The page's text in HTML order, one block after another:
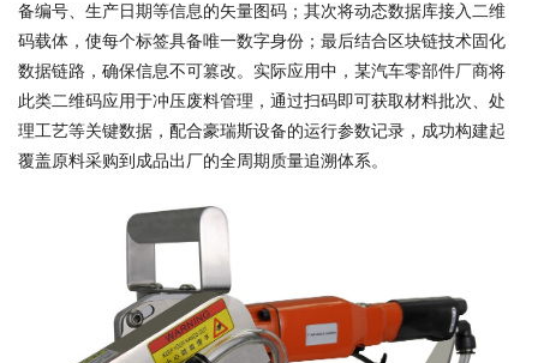
备编号、生产日期等信息的矢量图码；其次将动态数据库接入二维
码载体，使每个标签具备唯一数字身份；最后结合区块链技术固化
数据链路，确保信息不可篡改。实际应用中，某汽车零部件厂商将
此类二维码应用于冲压废料管理，通过扫码即可获取材料批次、处
理工艺等关键数据，配合豪瑞斯设备的运行参数记录，成功构建起
覆盖原料采购到成品出厂的全周期质量追溯体系。